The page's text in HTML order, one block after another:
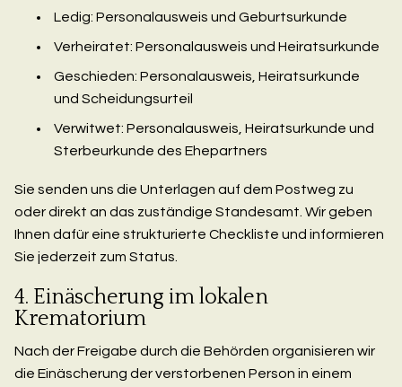
Ledig: Personalausweis und Geburtsurkunde
Verheiratet: Personalausweis und Heiratsurkunde
Geschieden: Personalausweis, Heiratsurkunde
und Scheidungsurteil
Verwitwet: Personalausweis, Heiratsurkunde und
Sterbeurkunde des Ehepartners
Sie senden uns die Unterlagen auf dem Postweg zu
oder direkt an das zuständige Standesamt. Wir geben
Ihnen dafür eine strukturierte Checkliste und informieren
Sie jederzeit zum Status.
4. Einäscherung im lokalen
Krematorium
Nach der Freigabe durch die Behörden organisieren wir
die Einäscherung der verstorbenen Person in einem